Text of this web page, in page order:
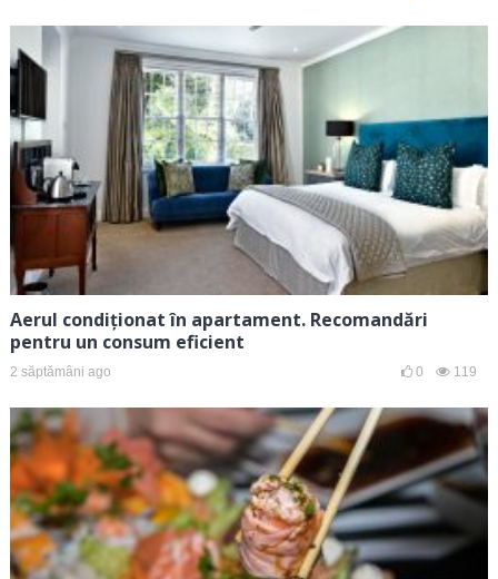
Aerul condiționat în apartament. Recomandări
pentru un consum eficient
2 săptămâni ago 0 119